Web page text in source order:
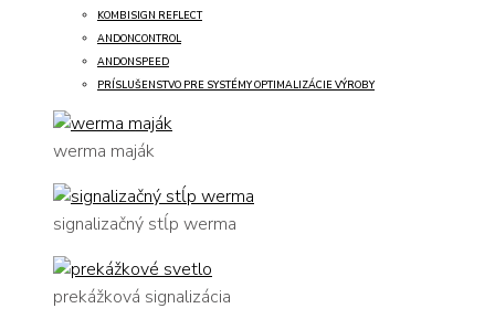
KOMBISIGN REFLECT
ANDONCONTROL
ANDONSPEED
PRÍSLUŠENSTVO PRE SYSTÉMY OPTIMALIZÁCIE VÝROBY
werma maják
signalizačný stĺp werma
prekážková signalizácia